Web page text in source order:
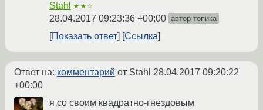
Stahl ★★☆
28.04.2017 09:23:36 +00:00 автор топика
Показать ответ Ссылка
Ответ на: комментарий от Stahl 28.04.2017 09:20:22
+00:00
я со своим квадратно-гнездовым